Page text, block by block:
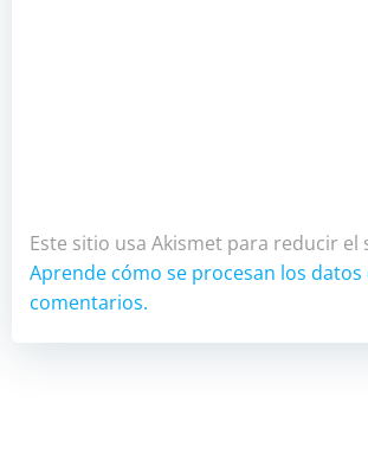
Este sitio usa Akismet para reducir el
Aprende cómo se procesan los datos
comentarios.